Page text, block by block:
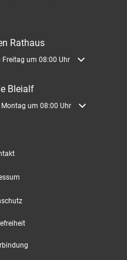
Rathaus
Schließzeiten auszublenden
um 08:00 Uhr
Bleialf
Schließzeiten auszublenden
um 08:00 Uhr